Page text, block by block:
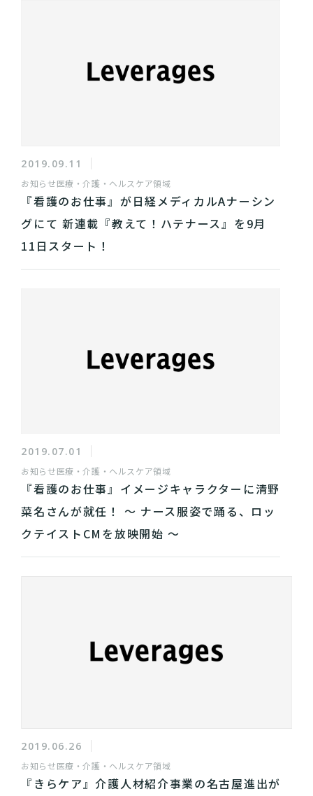
2019.09.11
お知らせ医療・介護・ヘルスケア領域
『看護のお仕事』が日経メディカルAナーシン
グにて 新連載『教えて！ハテナース』を9月
11日スタート！
2019.07.01
お知らせ医療・介護・ヘルスケア領域
『看護のお仕事』イメージキャラクターに清野
菜名さんが就任！ ～ ナース服姿で踊る、ロッ
クテイストCMを放映開始 ～
2019.06.26
お知らせ医療・介護・ヘルスケア領域
『きらケア』介護人材紹介事業の名古屋進出が